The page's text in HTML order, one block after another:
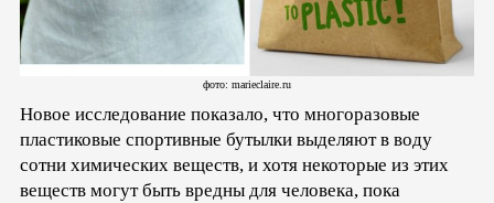
фото: marieclaire.ru
Новое исследование показало, что многоразовые
пластиковые спортивные бутылки выделяют в воду
сотни химических веществ, и хотя некоторые из этих
веществ могут быть вредны для человека, пока